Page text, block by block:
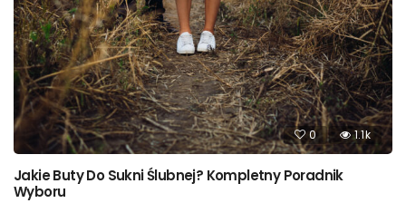
0 1.1k
Jakie Buty Do Sukni Ślubnej? Kompletny Poradnik
Wyboru